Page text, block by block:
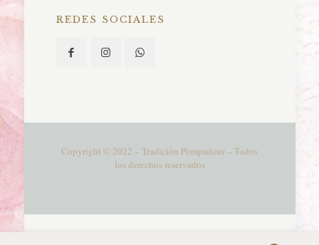
REDES SOCIALES
Copyright © 2022 – Tradición Pompadour – Todos
los derechos reservados